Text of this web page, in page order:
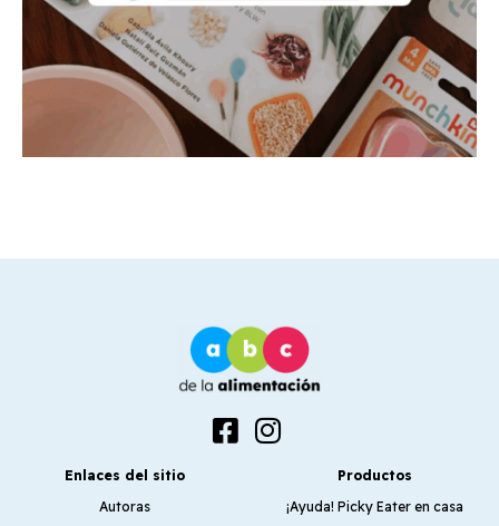
Enlaces del sitio
Autoras
Productos
¡Ayuda! Picky Eater en casa